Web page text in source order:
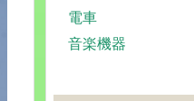
電車
音楽機器